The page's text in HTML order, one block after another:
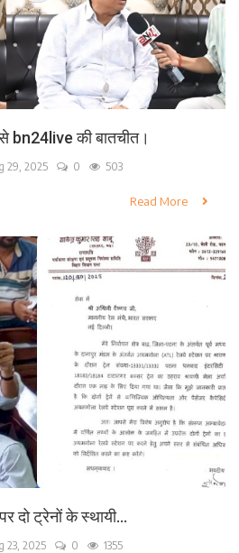
bn24live की बातचीत।
29, 2025 0 503
Read More
दो ट्रेनों के स्थायी...
23, 2025 0 1355